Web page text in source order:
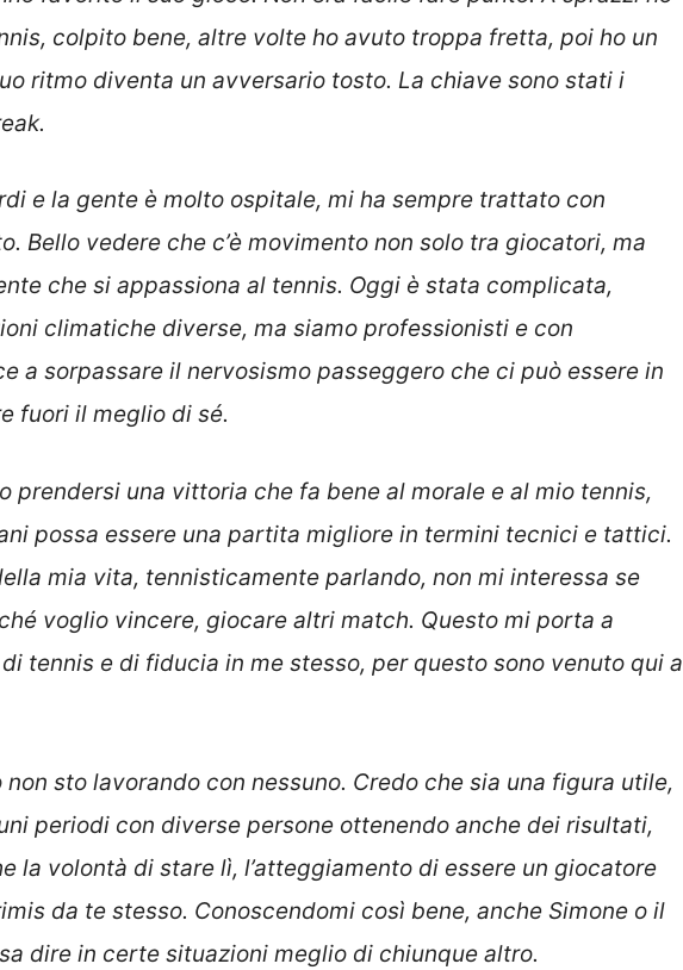
colpito bene, altre volte ho avuto troppa fretta, poi ho un
ritmo diventa un avversario tosto. La chiave sono stati i
e la gente è molto ospitale, mi ha sempre trattato con
Bello vedere che c’è movimento non solo tra giocatori, ma
che si appassiona al tennis. Oggi è stata complicata,
climatiche diverse, ma siamo professionisti e con
a sorpassare il nervosismo passeggero che ci può essere in
fuori il meglio di sé.
prendersi una vittoria che fa bene al morale e al mio tennis,
possa essere una partita migliore in termini tecnici e tattici.
mia vita, tennisticamente parlando, non mi interessa se
voglio vincere, giocare altri match. Questo mi porta a
tennis e di fiducia in me stesso, per questo sono venuto qui a
sto lavorando con nessuno. Credo che sia una figura utile,
periodi con diverse persone ottenendo anche dei risultati,
la volontà di stare lì, l’atteggiamento di essere un giocatore
da te stesso. Conoscendomi così bene, anche Simone o il
dire in certe situazioni meglio di chiunque altro.